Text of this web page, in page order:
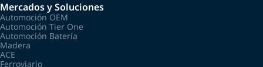
Mercados y Soluciones
Automoción OEM
Automoción Tier One
Automoción Batería
Madera
ACE
Ferroviario